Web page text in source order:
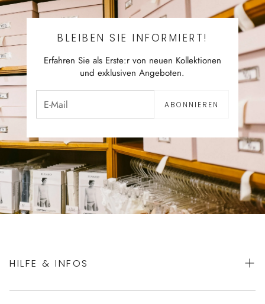
BLEIBEN SIE INFORMIERT!
Erfahren Sie als Erste:r von neuen Kollektionen
und exklusiven Angeboten.
ABONNIEREN
HILFE & INFOS